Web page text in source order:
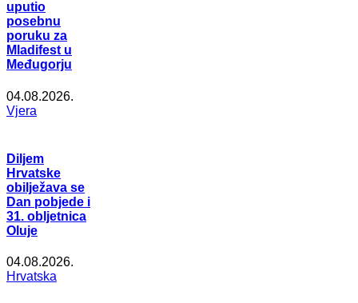
uputio
posebnu
poruku za
Mladifest u
Međugorju
04.08.2026.
Vjera
Diljem
Hrvatske
obilježava se
Dan pobjede i
31. obljetnica
Oluje
04.08.2026.
Hrvatska